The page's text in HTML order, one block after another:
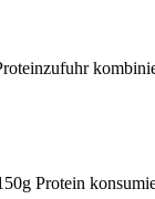
Protein